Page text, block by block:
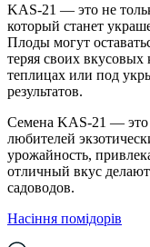
KAS-21 — это не
который станет
Плоды могут
теряя своих вкусовых
теплицах или под
результатов.
Семена KAS-21 — это
любителей
урожайность,
отличный вкус
садоводов.
Насіння помідорів